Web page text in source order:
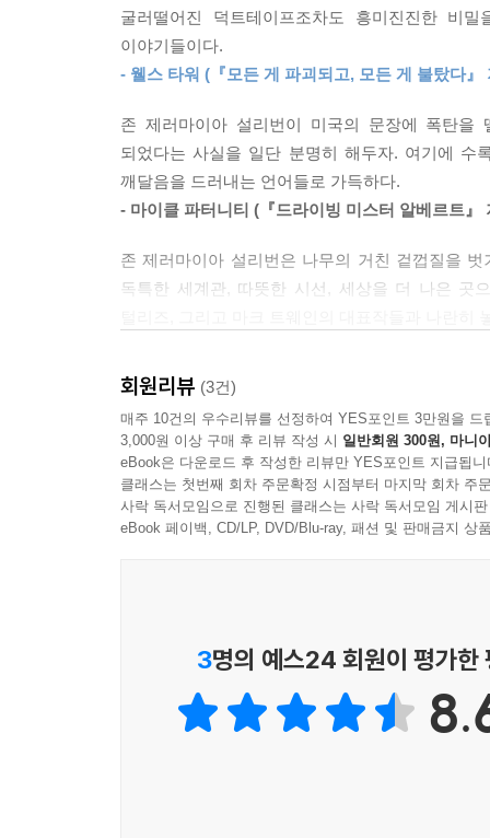
사라졌다. 모든 사람들이 그 말을 입에 올리고 있
버렸다”. 미래는 강제로 뜯겨나갔고 거대한 공백
수 있는지 물었다. 사람들은 그 질문들이 아니라
이제 리얼리티쇼를 볼 때─예를 들어 〈리얼 월드
메라 앞에 대책 없이 노출된 사람들이 아니라, 리
모든 리얼리티쇼의 플롯이다. 그들이 지어낸 주제
사람들은 이런 쇼들을 싫어하지만, 이 혐오에서
을 가르치려 드는 말 많은 입들. 누구도 사용하지
이 떠들어대면서.
--- p.158
그는 그지없이 아름답게 그 상황을 묘사한다. “마
은 유리창을 통해 들여다보고 있어요. 그 안은 캄
우리는 그를 동정하지 말아야 한다. 명성이 자신
때문에 그는 우리의 존경을 받아 마땅한 대상이 된
그러나 설리번의 글을 빛나게 만드는 것, 우리를
맞닥뜨리는 온기이다. 마치 블록버스터 영화처럼
과열되지 않고, 정보와 지식을 담되 현학적으로
향수鄕愁와 회고의 기운을 더하며 독자들의 마음
처음을 여는 〈이 반석 위에서〉이다. 자, 이제
방향을 달리하는 설리번의 이야기 세계로 뛰어들
곳으로 좌충우돌 길을 떠나는 장면만으로는 뻔
제러마이아 설리번이 떠난 크리스천록 페스티
맡았다. (…) 군중들이 모여 있는 곳 언저리에 서
홈스쿨, 아니면 일반 학교?”), 취재 패스를 흔들어
영혼으로 노래를 부를 때 모든 음악은 ‘그분’을
이야기에서 열 단어에 하나 정도씩만 받아적을
둘러앉은 기도 그룹 사이에 끼어앉아 그들의 분
확인._11~12쪽
결국 그는 이렇게 고백하고야 만다.
나는 내 트레일러로 돌아왔고, 형편없이 무너져
있는 것 같았고, 외로웠다. 이 여행을 장난처럼 생
굴러떨어진 덕트테이프조차도 흥미진진한
이야기들이다.
- 웰스 타워 (『모든 게 파괴되고, 모든 게 불탔다』
존 제러마이아 설리번이 미국의 문장에 폭탄을
되었다는 사실을 일단 분명히 해두자. 여기에 수
깨달음을 드러내는 언어들로 가득하다.
- 마이클 파터니티 (『드라이빙 미스터 알베르트』
존 제러마이아 설리번은 나무의 거친 겉껍질을
독특한 세계관, 따뜻한 시선, 세상을 더 나은 곳
회원리뷰 (3건)
매주 10건의 우수리뷰를 선정하여 YES포인트 3만원을 드
3,000원 이상 구매 후 리뷰 작성 시 일반회원 300원, 마니
eBook은 다운로드 후 작성한 리뷰만 YES포인트 지급됩니
클래스는 첫번째 회차 주문확정 시점부터 마지막 회차 주
사락 독서모임으로 진행된 클래스는 사락 독서모임 게시
eBook 페이백, CD/LP, DVD/Blu-ray, 패션 및 판매금지 상
3명의 예스24 회원이 평가한